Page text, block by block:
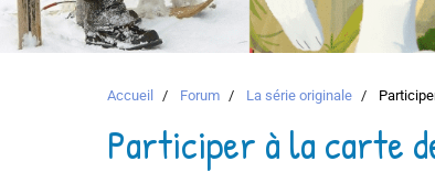
Accueil Forum La série originale
Participer à la carte